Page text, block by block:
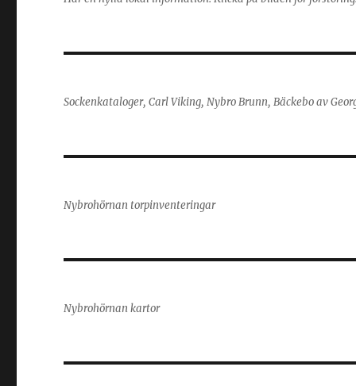
Sockenkataloger, Carl Viking, Nybro Brunn, Bäckebo av
Nybrohörnan torpinventeringar
Nybrohörnan kartor